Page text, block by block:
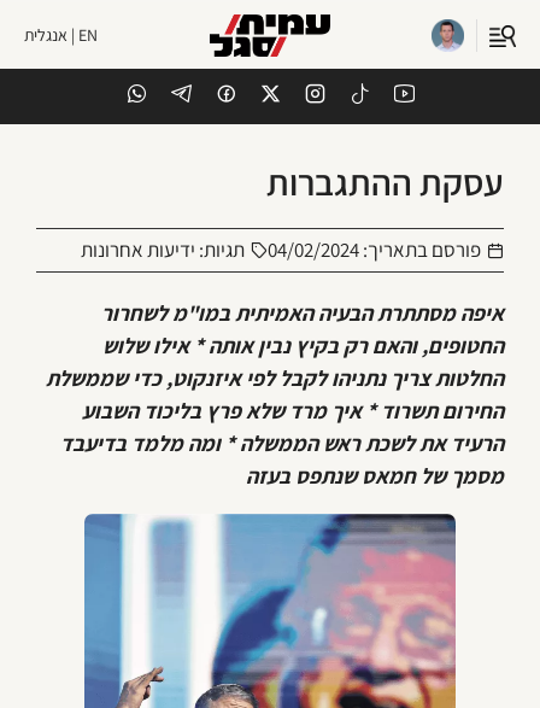
EN | אנגלית
עסקת ההתגברות
פורסם בתאריך:04/02/2024 תגיות: ידיעות אחרונות
איפה מסתתרת הבעיה האמיתית במו"מ לשחרור
החטופים, והאם רק בקיץ נבין אותה * אילו שלוש
החלטות צריך נתניהו לקבל לפי איזנקוט, כדי שממשלת
החירום תשרוד * איך מרד שלא פרץ בליכוד השבוע
הרעיד את לשכת ראש הממשלה * ומה מלמד בדיעבד
מסמך של חמאס שנתפס בעזה